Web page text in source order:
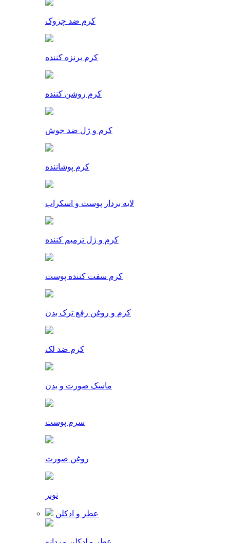
کرم ضد چروک
کرم برنزه کننده
کرم روشن کننده
کرم و ژل ضد جوش
کرم پوشاننده
لایه بردار پوست و اسکراب
کرم و ژل ترمیم کننده
کرم سفت کننده پوست
کرم و روغن رفع ترک بدن
کرم ضد لک
ماسک صورت و بدن
سرم پوست
روغن صورت
تونر
عطر و ادکلن